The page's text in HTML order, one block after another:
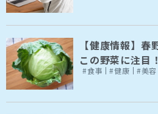
【健康情報】春
この野菜に注目！
#食事 #健康 #美容